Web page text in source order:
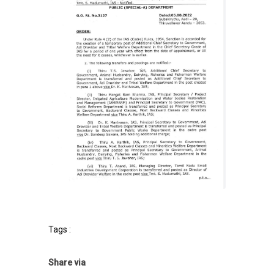
Tags :
Share via